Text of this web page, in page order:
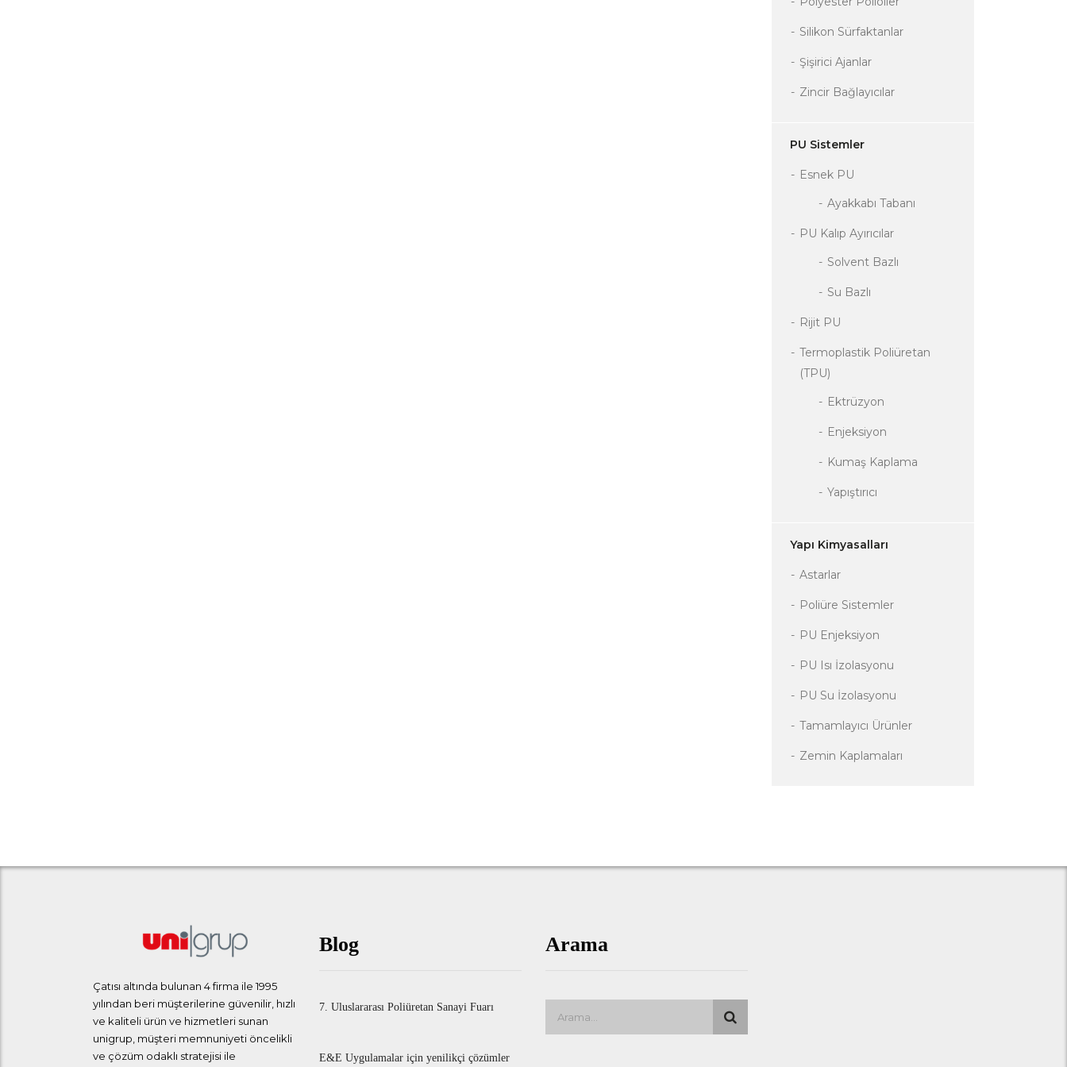
Silikon Sürfaktanlar
Şişirici Ajanlar
Zincir Bağlayıcılar
PU Sistemler
Esnek PU
Ayakkabı Tabanı
PU Kalıp Ayırıcılar
Solvent Bazlı
Su Bazlı
Rijit PU
Termoplastik Poliüretan
(TPU)
Ektrüzyon
Enjeksiyon
Kumaş Kaplama
Yapıştırıcı
Yapı Kimyasalları
Astarlar
Poliüre Sistemler
PU Enjeksiyon
PU Isı İzolasyonu
PU Su İzolasyonu
Tamamlayıcı Ürünler
Zemin Kaplamaları
Çatısı altında bulunan 4 firma ile 1995
yılından beri müşterilerine güvenilir, hızlı
ve kaliteli ürün ve hizmetleri sunan
unigrup, müşteri memnuniyeti öncelikli
ve çözüm odaklı stratejisi ile
Blog
7. Uluslararası Poliüretan Sanayi Fuarı
E&E Uygulamalar için yenilikçi çözümler
Arama